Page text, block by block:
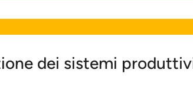
dei sistemi